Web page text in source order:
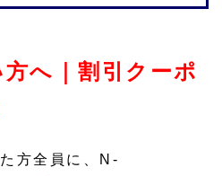
へ｜割引クーポ
方全員に、N-